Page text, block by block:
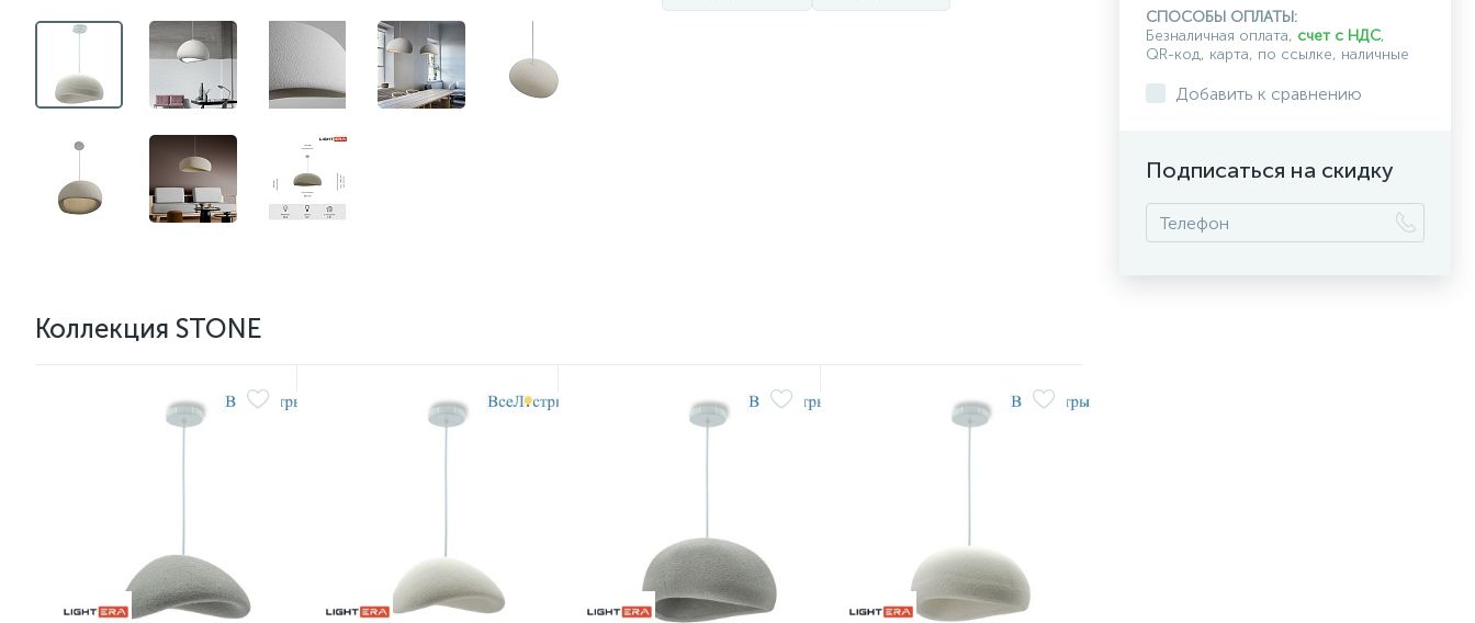
Коллекция STONE
СПОСОБЫ ОПЛАТЫ:
Безналичная оплата, счет с НДС,
QR-код, карта, по ссылке, наличные
Добавить к сравнению
Подписаться на скидку